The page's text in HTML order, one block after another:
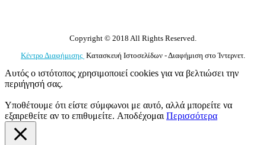
Copyright © 2018 All Rights Reserved.
Κέντρο Διαφήμισης Κατασκευή Ιστοσελίδων - Διαφήμιση στο Ίντερνετ.
Αυτός ο ιστότοπος χρησιμοποιεί cookies για να βελτιώσει την
περιήγησή σας.
Υποθέτουμε ότι είστε σύμφωνοι με αυτό, αλλά μπορείτε να
εξαιρεθείτε αν το επιθυμείτε. Αποδέχομαι Περισσότερα